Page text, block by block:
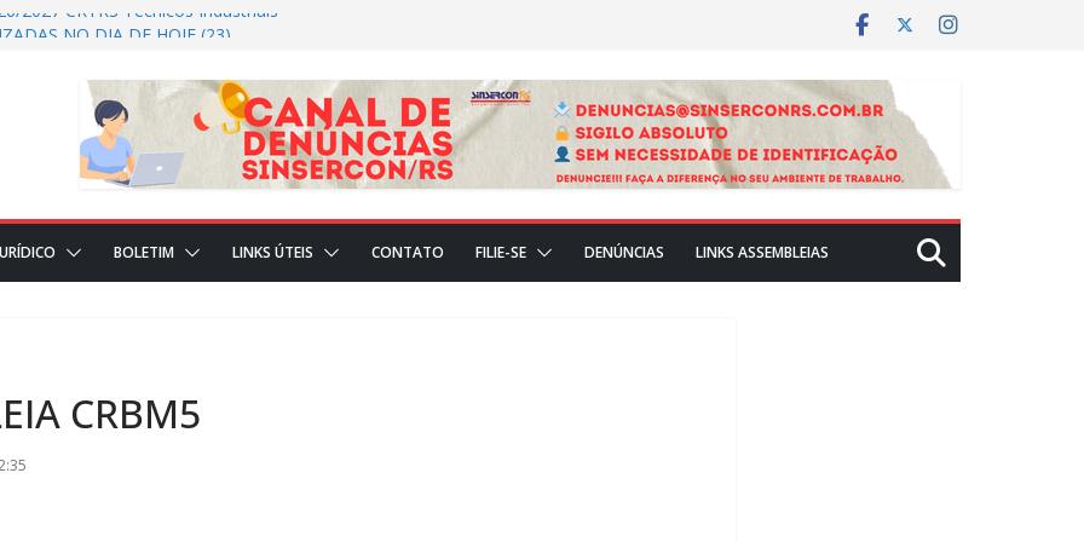
2027 CRTRS Técnicos Industriais
BOLETIM LINKS ÚTEIS CONTATO FILIE-SE DENÚNCIAS LINKS ASSEMBLEIAS
CRBM5